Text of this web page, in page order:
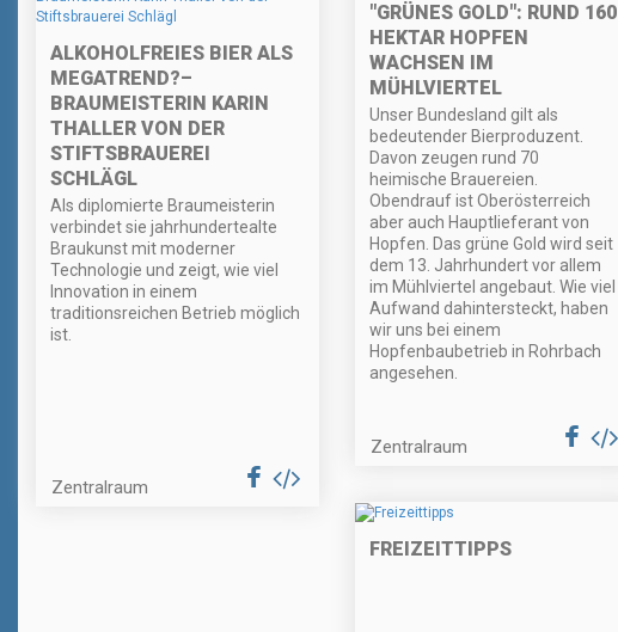
ALKOHOLFREIES BIER ALS
MEGATREND?–
BRAUMEISTERIN KARIN
THALLER VON DER
STIFTSBRAUEREI
SCHLÄGL
Als diplomierte Braumeisterin
verbindet sie jahrhundertealte
Braukunst mit moderner
Technologie und zeigt, wie viel
Innovation in einem
traditionsreichen Betrieb möglich
ist.
Zentralraum
"GRÜNES GOLD": RUND 160
HEKTAR HOPFEN
WACHSEN IM
MÜHLVIERTEL
Unser Bundesland gilt als
bedeutender Bierproduzent.
Davon zeugen rund 70
heimische Brauereien.
Obendrauf ist Oberösterreich
aber auch Hauptlieferant von
Hopfen. Das grüne Gold wird seit
dem 13. Jahrhundert vor allem
im Mühlviertel angebaut. Wie viel
Aufwand dahintersteckt, haben
wir uns bei einem
Hopfenbaubetrieb in Rohrbach
angesehen.
Zentralraum
FREIZEITTIPPS